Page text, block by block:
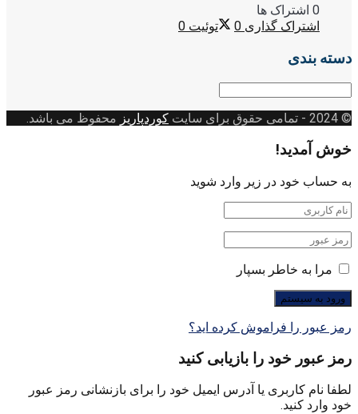
0 اشتراک ها
اشتراک گذاری 0 توئیت 0
دسته بندی
© 2024
- تمامی حقوق برای سایت کوردپاریز محفوظ می باشد.
خوش آمدید!
به حساب خود در زیر وارد شوید
مرا به خاطر بسپار
رمز عبور را فراموش کرده اید؟
رمز عبور خود را بازیابی کنید
لطفا نام کاربری یا آدرس ایمیل خود را برای بازنشانی رمز عبور
خود وارد کنید.